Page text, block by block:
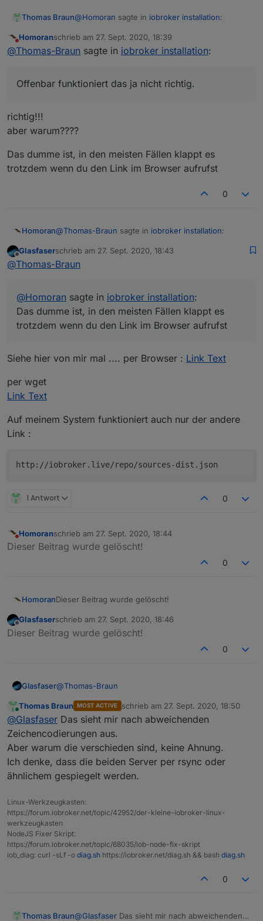
Thomas Braun@Homoran sagte in iobroker installation:
braucht man nicht, weil das nur zwei sind,
Nicht stören
Homoranschrieb am 27. Sept. 2020, 18:39
zuletzt editiert von
@Thomas-Braun sagte in iobroker installation:
Offenbar funktioniert das ja nicht richtig.
richtig!!!
aber warum????
Das dumme ist, in den meisten Fällen klappt es
trotzdem wenn du den Link im Browser aufrufst
0
Homoran@Thomas-Braun sagte in iobroker installation:
Offenbar funktioniert das ja nicht richtig.
aber warum????
Das dumme ist, in den meisten Fällen klappt es
trotzdem wenn du den Link im Browser aufrufst
Offline
Glasfaserschrieb am 27. Sept. 2020, 18:43
zuletzt editiert von
@Thomas-Braun
@Homoran sagte in iobroker installation:
Das dumme ist, in den meisten Fällen klappt es
trotzdem wenn du den Link im Browser aufrufst
Siehe hier von mir mal .... per Browser : Link Text
per wget
Link Text
Auf meinem System funktioniert auch nur der andere
Link :
http://iobroker.live/repo/sources-dist.json
1 Antwort 0
Nicht stören
Homoranschrieb am 27. Sept. 2020, 18:44
zuletzt editiert von
Dieser Beitrag wurde gelöscht!
0
HomoranDieser Beitrag wurde gelöscht!
Offline
Glasfaserschrieb am 27. Sept. 2020, 18:46
zuletzt editiert von
Dieser Beitrag wurde gelöscht!
0
Glasfaser@Thomas-Braun
@Homoransagte iniobroker installation
trotzdem wenn du den Link im Browser aufrufst
Siehe hier von mir mal .... per Browser :
per wget
Link Text
Auf meinem System funktioniert auch nur der andere
Online
Thomas Braun MOST ACTIVE schrieb am 27. Sept. 2020, 18:50
zuletzt editiert von
@Glasfaser Das sieht mir nach abweichenden
Zeichencodierungen aus.
Aber warum die verschieden sind, keine Ahnung.
Ich denke, dass die beiden Server per rsync oder
ähnlichem gespiegelt werden.
Linux-Werkzeugkasten:
https://forum.iobroker.net/topic/42952/der-kleine-iobroker-linux-
werkzeugkasten
NodeJS Fixer Skript:
https://forum.iobroker.net/topic/68035/iob-node-fix-skript
iob_diag: curl -sLf -o diag.sh https://iobroker.net/diag.sh && bash diag.sh
0
Thomas Braun@Glasfaser Das sieht mir nach abweichenden